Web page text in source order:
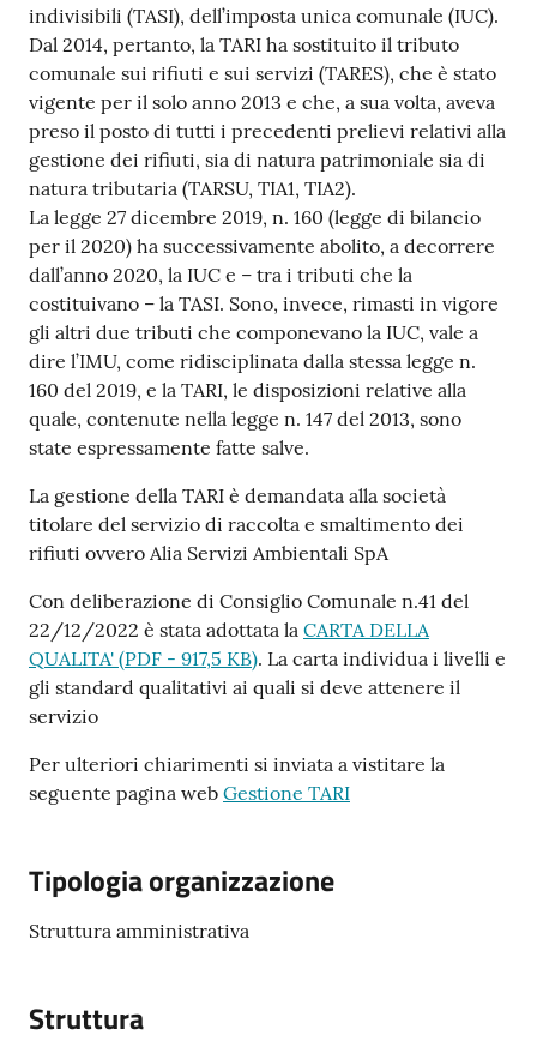
Seguici
su
indivisibili (TASI), dell’imposta unica comunale (IUC).
Dal 2014, pertanto, la TARI ha sostituito il tributo
comunale sui rifiuti e sui servizi (TARES), che è stato
vigente per il solo anno 2013 e che, a sua volta, aveva
preso il posto di tutti i precedenti prelievi relativi alla
gestione dei rifiuti, sia di natura patrimoniale sia di
natura tributaria (TARSU, TIA1, TIA2).
La legge 27 dicembre 2019, n. 160 (legge di bilancio
per il 2020) ha successivamente abolito, a decorrere
dall’anno 2020, la IUC e – tra i tributi che la
costituivano – la TASI. Sono, invece, rimasti in vigore
gli altri due tributi che componevano la IUC, vale a
dire l’IMU, come ridisciplinata dalla stessa legge n.
160 del 2019, e la TARI, le disposizioni relative alla
quale, contenute nella legge n. 147 del 2013, sono
state espressamente fatte salve.
La gestione della TARI è demandata alla società
titolare del servizio di raccolta e smaltimento dei
rifiuti ovvero Alia Servizi Ambientali SpA
Con deliberazione di Consiglio Comunale n.41 del
22/12/2022 è stata adottata la CARTA DELLA
QUALITA' (PDF - 917,5 KB). La carta individua i livelli e
gli standard qualitativi ai quali si deve attenere il
servizio
Per ulteriori chiarimenti si inviata a vistitare la
seguente pagina web Gestione TARI
Tipologia organizzazione
Struttura amministrativa
Struttura